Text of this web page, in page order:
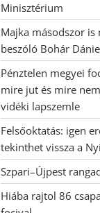
Minisztérium
Majka másodszor
beszóló Bohár
Pénztelen megyei
mire jut és mire
vidéki lapszemle
Felsőoktatás: igen
tekinthet vissza a
Szpari–Újpest
Hiába rajtol 86